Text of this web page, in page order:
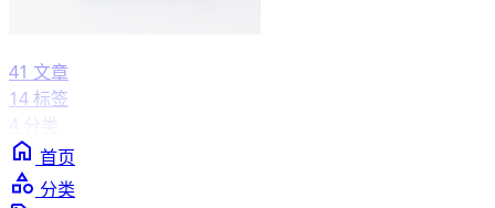
41 文章
14 标签
4 分类
首页
分类